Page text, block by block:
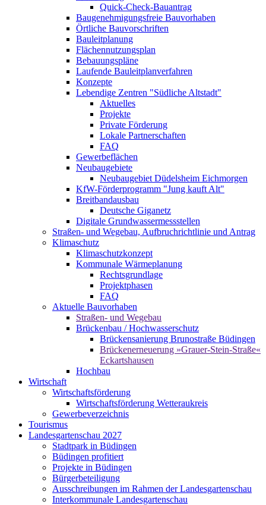
Quick-Check-Bauantrag
Baugenehmigungsfreie Bauvorhaben
Örtliche Bauvorschriften
Bauleitplanung
Flächennutzungsplan
Bebauungspläne
Laufende Bauleitplanverfahren
Konzepte
Lebendige Zentren "Südliche Altstadt"
Aktuelles
Projekte
Private Förderung
Lokale Partnerschaften
FAQ
Gewerbeflächen
Neubaugebiete
Neubaugebiet Düdelsheim Eichmorgen
KfW-Förderprogramm "Jung kauft Alt"
Breitbandausbau
Deutsche Giganetz
Digitale Grundwassermessstellen
Straßen- und Wegebau, Aufbruchrichtlinie und Antrag
Klimaschutz
Klimaschutzkonzept
Kommunale Wärmeplanung
Rechtsgrundlage
Projektphasen
FAQ
Aktuelle Bauvorhaben
Straßen- und Wegebau
Brückenbau / Hochwasserschutz
Brückensanierung Brunostraße Büdingen
Brückenerneuerung »Grauer-Stein-Straße«
Eckartshausen
Hochbau
Wirtschaft
Wirtschaftsförderung
Wirtschaftsförderung Wetteraukreis
Gewerbeverzeichnis
Tourismus
Landesgartenschau 2027
Stadtpark in Büdingen
Büdingen profitiert
Projekte in Büdingen
Bürgerbeteiligung
Ausschreibungen im Rahmen der Landesgartenschau
Interkommunale Landesgartenschau